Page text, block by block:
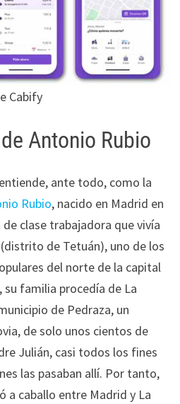
Cabify
Antonio Rubio
ante todo, como la
Rubio, nacido en Madrid en
clase trabajadora que vivía
de Tetuán), uno de los
del norte de la capital
su familia procedía de La
de Pedraza, un
de solo unos cientos de
Julián, casi todos los fines
las pasaban allí. Por tanto,
a caballo entre Madrid y La